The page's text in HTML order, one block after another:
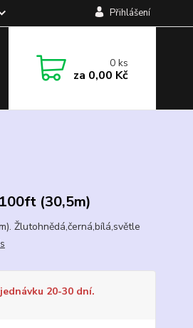
Přihlášení
0ks
za 0,00 Kč
(30,5m)
Žlutohnědá,černá,bílá,světle
20-30 dní.